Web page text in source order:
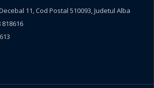
11, Cod Postal 510093, Judetul Alba